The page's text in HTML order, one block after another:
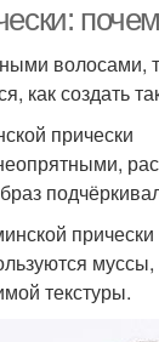
волосами,
как создать
прически
текстуры.